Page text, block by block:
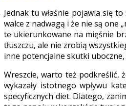
Jednak tu właśnie pojawia się
walce z nadwagą i że nie są one
te ukierunkowane na mięśnie
tłuszczu, ale nie zrobią
inne potencjalne skutki
Wreszcie, warto też podkreślić,
wykazały istotnego wpływu
specyficznych diet. Dlatego,